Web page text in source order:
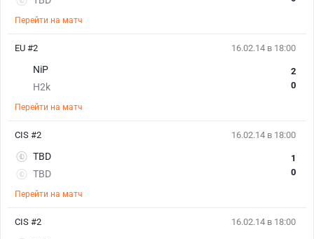
Перейти на матч
16.02.14 в 18:00
NiP
H2k
2
0
Перейти на матч
EU #2
16.02.14 в 18:00
TBD
TBD
1
0
Перейти на матч
CIS #2
16.02.14 в 18:00
CIS #2